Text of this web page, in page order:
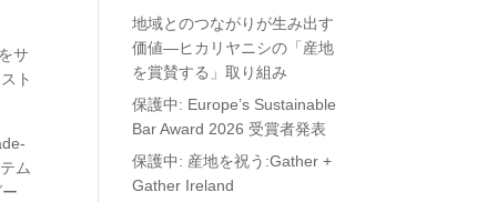
サ
ト
ム
地域とのつながりが生み出す
価値―ヒカリヤニシの「産地
を賞賛する」取り組み
保護中: Europe’s Sustainable
Bar Award 2026 受賞者発表
保護中: 産地を祝う:Gather +
Gather Ireland